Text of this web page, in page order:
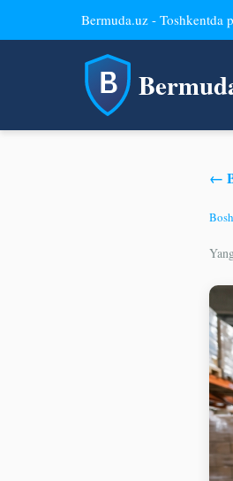
Bermuda.uz - Toshkentda
←